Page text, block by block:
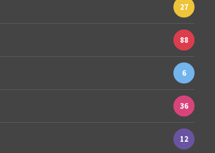
27
88
6
36
12